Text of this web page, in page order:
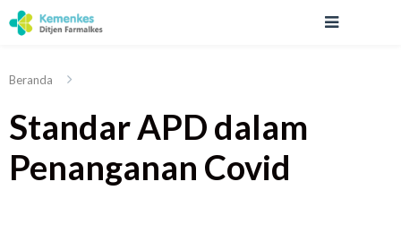
Beranda
Standar APD dalam
Penanganan Covid